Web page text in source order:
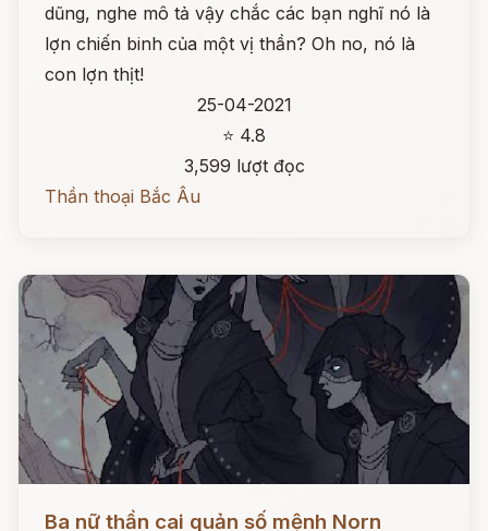
dũng, nghe mô tả vậy chắc các bạn nghĩ nó là
lợn chiến binh của một vị thần? Oh no, nó là
con lợn thịt!
25-04-2021
⭐ 4.8
3,599 lượt đọc
Thần thoại Bắc Âu
Ba nữ thần cai quản số mệnh Norn